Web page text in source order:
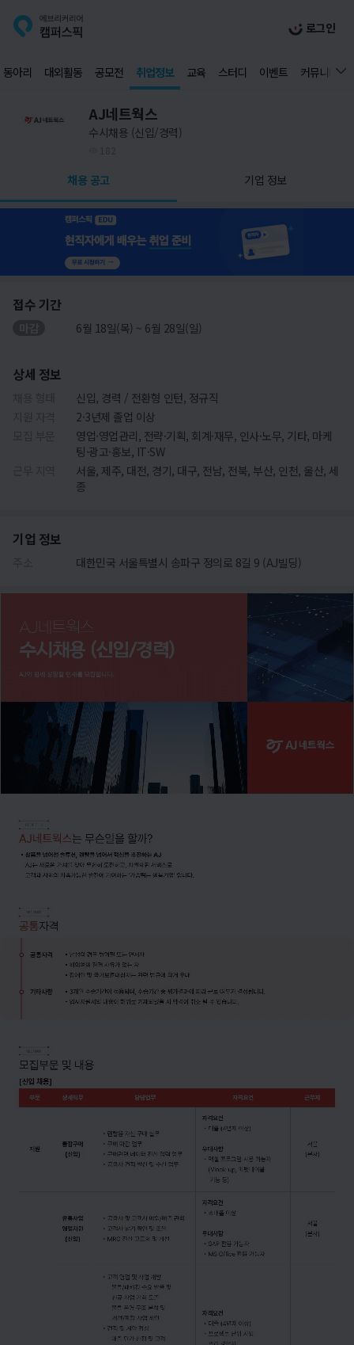
로그인
동아리 대외활동 공모전 취업정보 교육 스터디 이벤트 커뮤니티
AJ네트웍스
수시채용 (신입/경력)
채용 공고 기업 정보
접수 기간
6월 18일(목) ~ 6월 28일(일)
상세 정보
신입, 경력 / 전환형 인턴, 정규직
2·3년제 졸업 이상
영업·영업관리, 전략·기획, 회계·재무, 인사·노무, 기타, 마케
팅·광고·홍보, IT·SW
서울, 제주, 대전, 경기, 대구, 전남, 전북, 부산, 인천, 울산, 세
종
기업 정보
대한민국 서울특별시 송파구 정의로 8길 9 (AJ빌딩)